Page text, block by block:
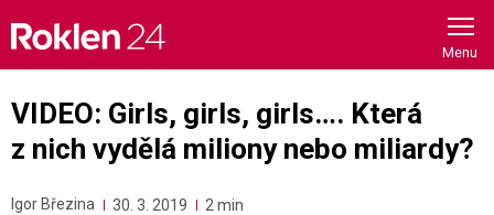
content
VIDEO: Girls, girls, girls…. Která
z nich vydělá miliony nebo miliardy?
Igor Březina 30. 3. 2019 2 min